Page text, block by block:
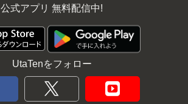
公式アプリ 無料配信中!
UtaTenをフォロー